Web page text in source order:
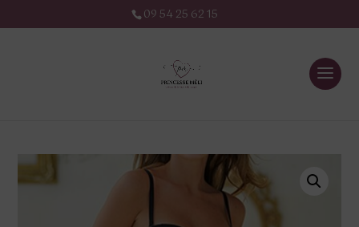
09 54 25 62 15